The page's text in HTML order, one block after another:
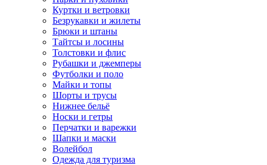
Куртки и ветровки
Безрукавки и жилеты
Брюки и штаны
Тайтсы и лосины
Толстовки и флис
Рубашки и джемперы
Футболки и поло
Майки и топы
Шорты и трусы
Нижнее бельё
Носки и гетры
Перчатки и варежки
Шапки и маски
Волейбол
Одежда для туризма